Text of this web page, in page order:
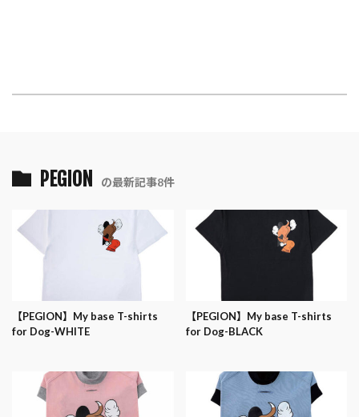
PEGION の最新記事8件
【PEGION】My base T-shirts
for Dog-WHITE
【PEGION】My base T-shirts
for Dog-BLACK